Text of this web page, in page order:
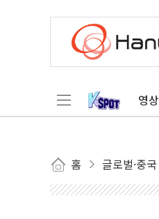
영상
홈 글로벌·중국